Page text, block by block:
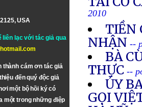
USA
liên lạc với tác giả qua
thành cám ơn tác giả
đến quý độc giả
một bộ hồi ký có
một trong những điệp
2010
TIỀN
NHẬN --
BÀ
THỰC --
ỦY
GỌI